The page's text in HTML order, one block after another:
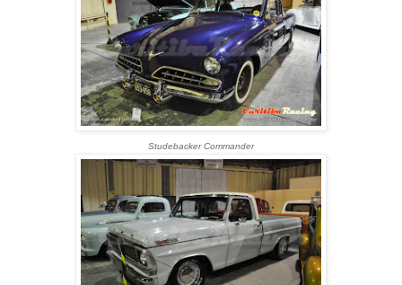
Studebacker Commander